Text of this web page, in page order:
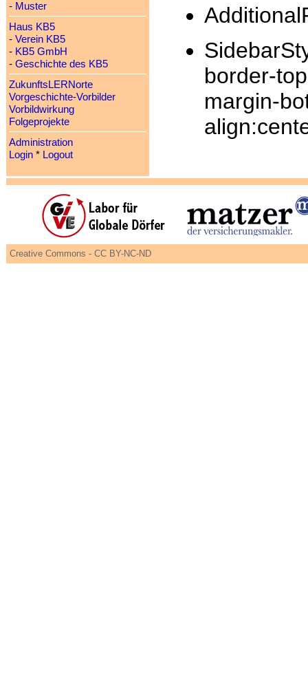
- Muster
Haus KB5
- Verein KB5
- KB5 GmbH
- Geschichte des KB5
ZukunftsLERNorte
Vorgeschichte-Vorbilder
Vorbildwirkung
Folgeprojekte
Administration
Login* Logout
border-
margin-
Creative Commons - CC BY-NC-ND